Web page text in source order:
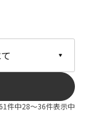
件中28〜36件表示中